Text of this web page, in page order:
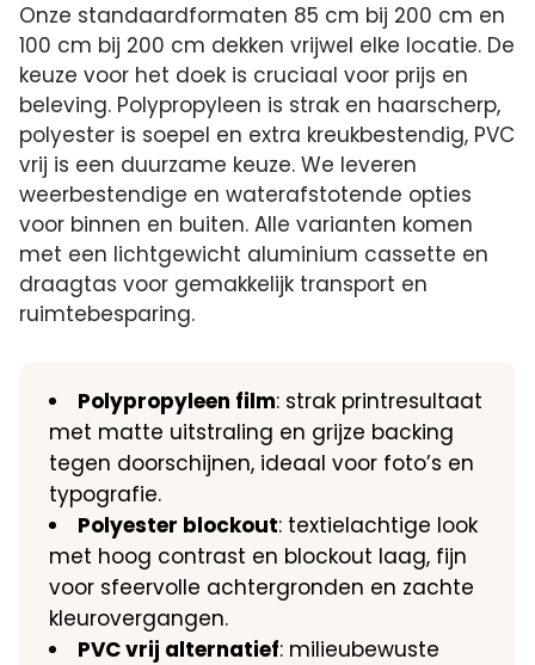
Onze standaardformaten 85 cm bij 200 cm en
100 cm bij 200 cm dekken vrijwel elke locatie. De
keuze voor het doek is cruciaal voor prijs en
beleving. Polypropyleen is strak en haarscherp,
polyester is soepel en extra kreukbestendig, PVC
vrij is een duurzame keuze. We leveren
weerbestendige en waterafstotende opties
voor binnen en buiten. Alle varianten komen
met een lichtgewicht aluminium cassette en
draagtas voor gemakkelijk transport en
ruimtebesparing.
Polypropyleen film: strak printresultaat
met matte uitstraling en grijze backing
tegen doorschijnen, ideaal voor foto’s en
typografie.
Polyester blockout: textielachtige look
met hoog contrast en blockout laag, fijn
voor sfeervolle achtergronden en zachte
kleurovergangen.
PVC vrij alternatief: milieubewuste